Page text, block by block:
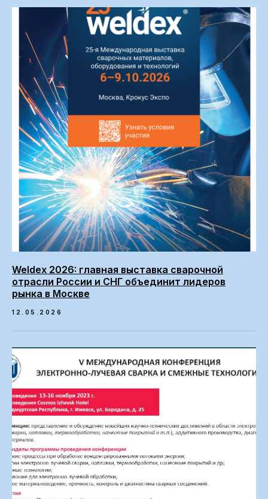
Weldex 2026: главная выставка сварочной
отрасли России и СНГ объединит лидеров
рынка в Москве
12.05.2026